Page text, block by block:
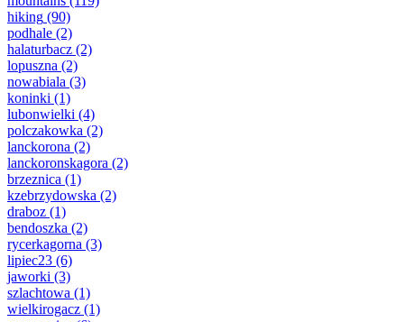
hiking (90)
podhale (2)
halaturbacz (2)
lopuszna (2)
nowabiala (3)
koninki (1)
lubonwielki (4)
polczakowka (2)
lanckorona (2)
lanckoronskagora (2)
brzeznica (1)
kzebrzydowska (2)
draboz (1)
bendoszka (2)
rycerkagorna (3)
lipiec23 (6)
jaworki (3)
szlachtowa (1)
wielkirogacz (1)